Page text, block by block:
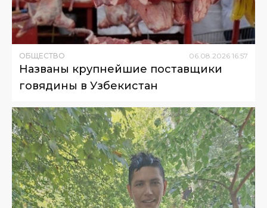
ОБЩЕСТВО 06.08.2026 16:57
Названы крупнейшие поставщики
говядины в Узбекистан